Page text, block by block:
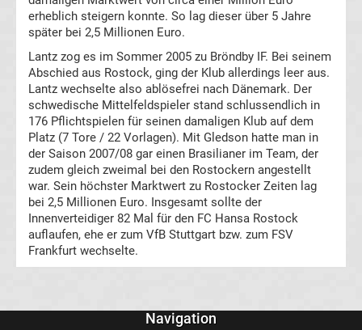
Frauen
Bundesliga
Tabelle
Ligue
1
Ergebnisse
1
erheblich steigern konnte. So lag dieser über 5 Jahre
später bei 2,5 Millionen Euro.
Lantz zog es im Sommer 2005 zu Bröndby IF. Bei seinem
Abschied aus Rostock, ging der Klub allerdings leer aus.
Lantz wechselte also ablösefrei nach Dänemark. Der
schwedische Mittelfeldspieler stand schlussendlich in
176 Pflichtspielen für seinen damaligen Klub auf dem
Platz (7 Tore / 22 Vorlagen). Mit Gledson hatte man in
der Saison 2007/08 gar einen Brasilianer im Team, der
zudem gleich zweimal bei den Rostockern angestellt
war. Sein höchster Marktwert zu Rostocker Zeiten lag
bei 2,5 Millionen Euro. Insgesamt sollte der
Innenverteidiger 82 Mal für den FC Hansa Rostock
auflaufen, ehe er zum VfB Stuttgart bzw. zum FSV
Frankfurt wechselte.
Navigation